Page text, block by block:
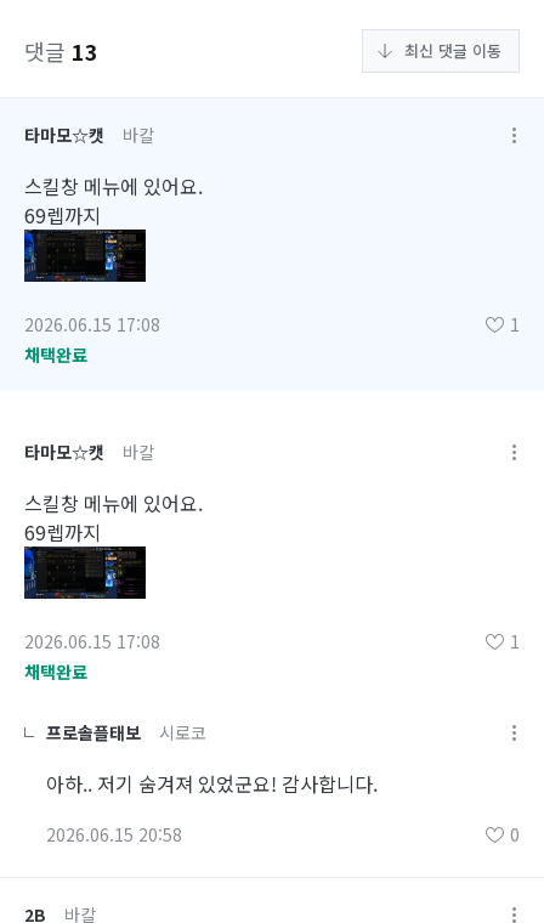
댓글 13 최신 댓글 이동
타마모☆캣 바칼
스킬창 메뉴에 있어요.
69렙까지
2026.06.15 17:08
1
채택완료
타마모☆캣 바칼
스킬창 메뉴에 있어요.
69렙까지
2026.06.15 17:08
1
채택완료
프로솔플태보 시로코
아하.. 저기 숨겨져 있었군요! 감사합니다.
2026.06.15 20:58 0
2B 바칼